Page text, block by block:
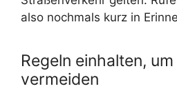
also nochmals kurz in
Regeln einhalten,
vermeiden